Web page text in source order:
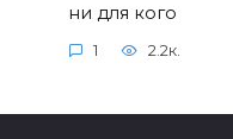
ни для кого
1 2.2к.